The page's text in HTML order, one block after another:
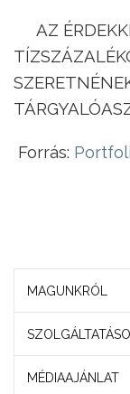
AZ
Forrás:
MAGUNKRÓL
MÉDIAAJÁNLAT